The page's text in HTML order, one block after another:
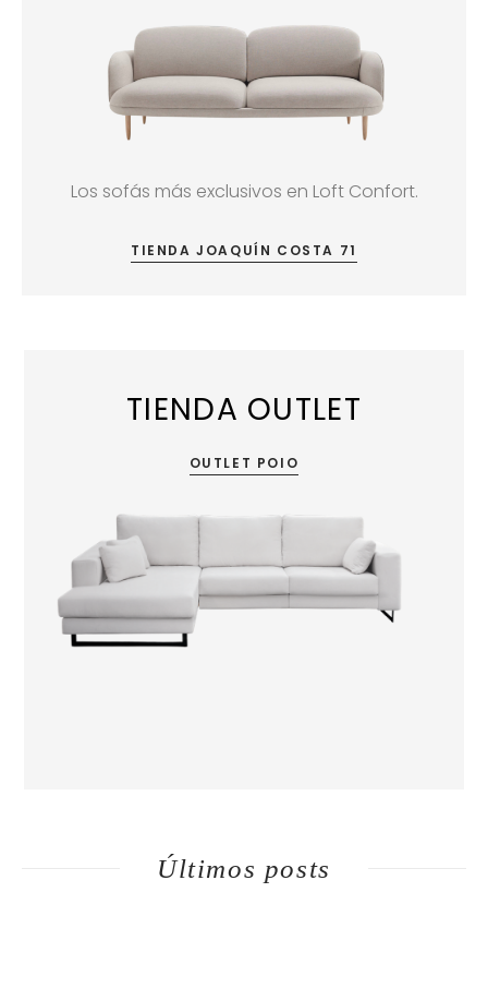
Los sofás más exclusivos en Loft Confort.
TIENDA JOAQUÍN COSTA 71
TIENDA OUTLET
OUTLET POIO
Últimos posts